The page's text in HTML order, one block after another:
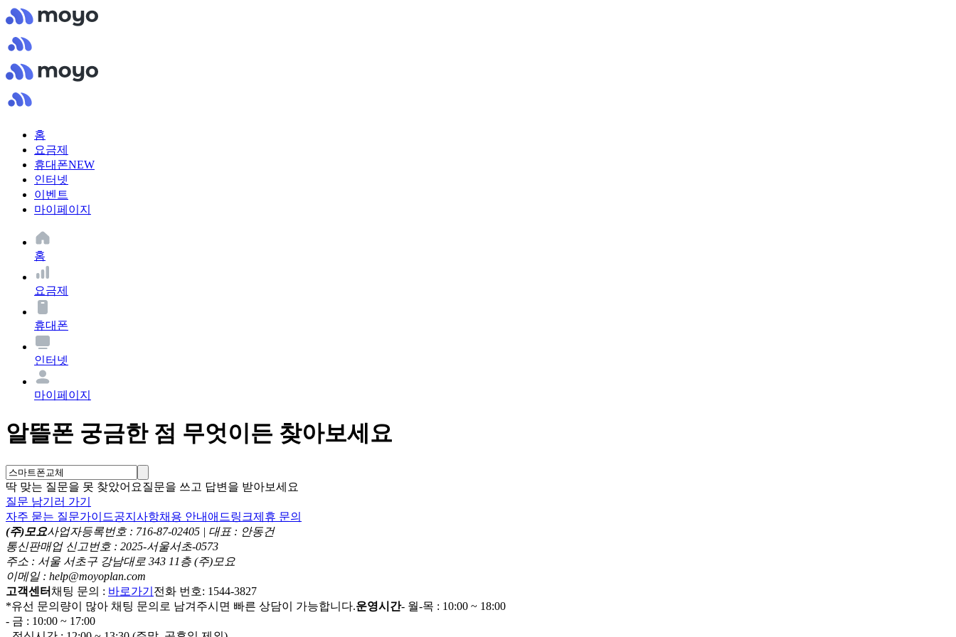
홈
요금제
휴대폰NEW
인터넷
이벤트
마이페이지
홈
요금제
휴대폰
인터넷
마이페이지
알뜰폰 궁금한 점 무엇이든 찾아보세요
딱 맞는 질문을 못 찾았어요질문을 쓰고 답변을 받아보세요
질문 남기러 가기
자주 묻는 질문가이드공지사항채용 안내 애드링크제휴 문의
(주)모요사업자등록번호 : 716-87-02405 | 대표 : 안동건
통신판매업 신고번호 : 2025-서울서초-0573
주소 : 서울 서초구 강남대로 343 11층 (주)모요
이메일 : help@moyoplan.com
고객센터 채팅 문의 : 바로가기 전화 번호: 1544-3827
*유선 문의량이 많아 채팅 문의로 남겨주시면 빠른 상담이 가능합니다.운영시간- 월-목 : 10:00 ~ 18:00
- 금 : 10:00 ~ 17:00